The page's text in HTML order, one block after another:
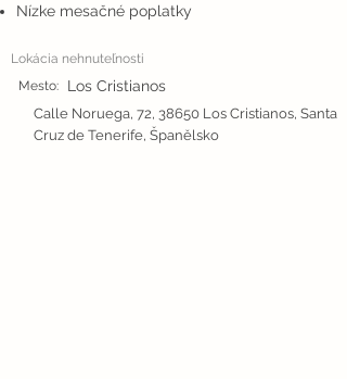
Nízke mesačné poplatky
Lokácia nehnuteľnosti
Mesto:
Los Cristianos
Calle Noruega, 72, 38650 Los Cristianos, Santa
Cruz de Tenerife, Španělsko